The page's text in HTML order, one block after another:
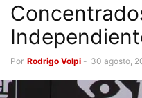
Por Rodrigo Volpi - 30 agosto,